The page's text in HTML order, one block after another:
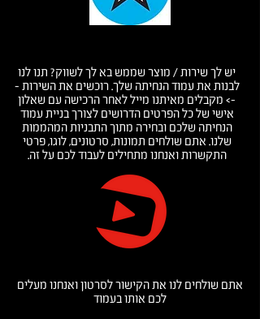
יש לך שירות / מוצר שממש בא לך לשווק? תנו לנו
לבנות את עמוד הנחיתה שלך. רוכשים את השירות -
-> מקבלים מאיתנו מייל לאחר הרכישה עם שאלון
אישי של כל הפרטים הדרושים לצורך בניית עמוד
הנחיתה שלכם ובחירה מתוך התבניות המהממות
שלנו. אתם שולחים תמונות, סרטונים, לוגו, פרטי
התקשרות ואנחנו מתחילים לעבוד לכם על זה.
אתם שולחים לנו את הקישור לסרטון ואנחנו מעלים
לכם אותו בעמוד